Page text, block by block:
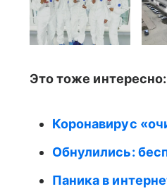
Это тоже интересно:
Коронавирус
Обнулились:
Паника в